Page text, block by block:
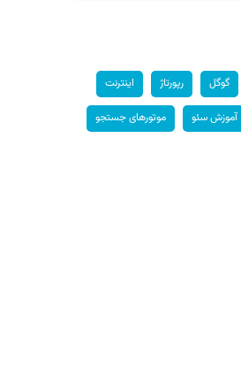
گوگل رپورتاژ اینترنت
آموزش سئو موتورهای جستجو